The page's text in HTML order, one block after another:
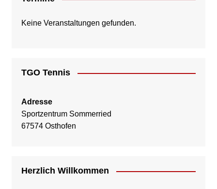
Keine Veranstaltungen gefunden.
TGO Tennis
Adresse
Sportzentrum Sommerried
67574 Osthofen
Herzlich Willkommen